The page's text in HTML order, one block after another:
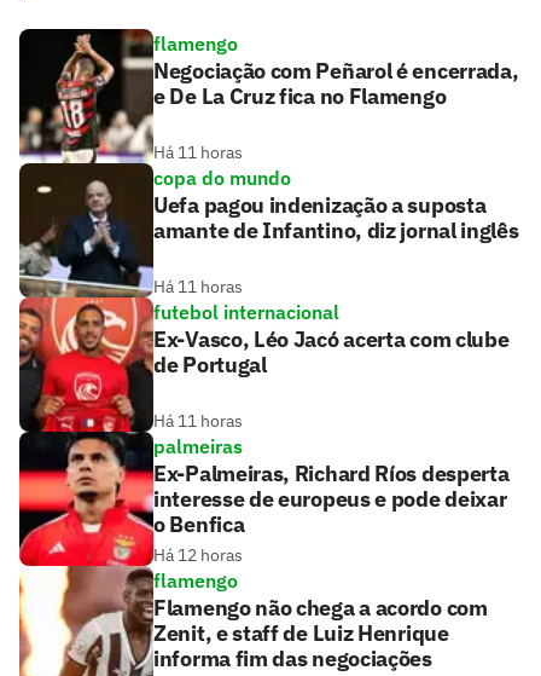
flamengo
Negociação com Peñarol é encerrada,
e De La Cruz fica no Flamengo
Há 11 horas
copa do mundo
Uefa pagou indenização a suposta
amante de Infantino, diz jornal inglês
Há 11 horas
futebol internacional
Ex-Vasco, Léo Jacó acerta com clube
de Portugal
Há 11 horas
palmeiras
Ex-Palmeiras, Richard Ríos desperta
interesse de europeus e pode deixar
o Benfica
Há 12 horas
flamengo
Flamengo não chega a acordo com
Zenit, e staff de Luiz Henrique
informa fim das negociações